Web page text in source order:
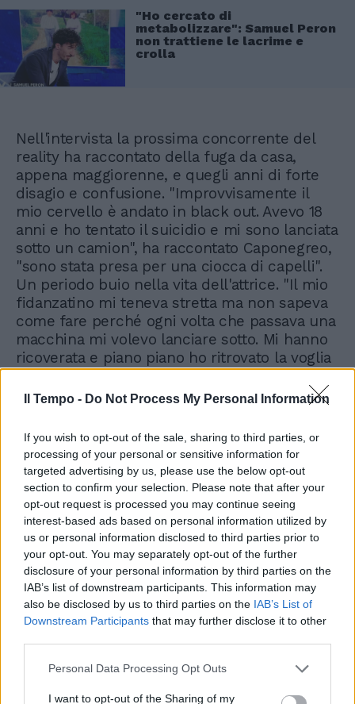
Il Tempo - Do Not Process My Personal Information
If you wish to opt-out of the sale, sharing to third parties, or
processing of your personal or sensitive information for
targeted advertising by us, please use the below opt-out
section to confirm your selection. Please note that after your
opt-out request is processed you may continue seeing
interest-based ads based on personal information utilized by
us or personal information disclosed to third parties prior to
your opt-out. You may separately opt-out of the further
disclosure of your personal information by third parties on the
IAB’s list of downstream participants. This information may
also be disclosed by us to third parties on the IAB’s List of
Downstream Participants that may further disclose it to other
Personal Data Processing Opt Outs
I want to opt-out of the Sharing of my
"Ho cercato di
metabolizzare": Samuel Peron
non trattiene le lacrime e
crolla
Nell'intervista la prossima concorrente del
reality ha raccontato della fuga da casa,
appena maggiorenne, e quegli anni di forte
disagio e confusione. "Improvvisamente il
mio cervello è andato in black out. Avevo 18
anni e ho tentato il suicidio e mi sono lanciata
sotto un camion", ha raccontato Caponegreo,
"sono stata presa per una ciocca di capelli".
Un periodo buio nella vita dell'attrice. "Il mio
fidanzatino mi teneva stretta ma non sapeva
come fare perché ogni volta che passava una
macchina mi volevo lanciare sotto. Mi hanno
ricoverata e piano piano ho ritrovato la voglia
di vivere. Mi ha aiutato molto il contatto con la
natura", ha raccontato ancora l'attrice che